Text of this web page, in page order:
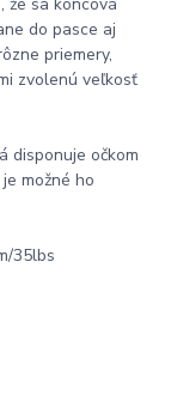
do pasce aj
priemery,
zvolenú veľkosť
disponuje očkom
možné ho
35lbs